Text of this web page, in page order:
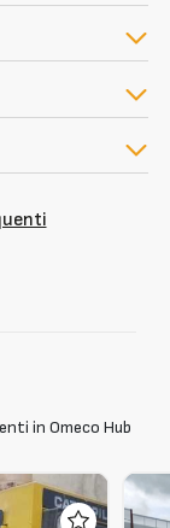
in Omeco Hub